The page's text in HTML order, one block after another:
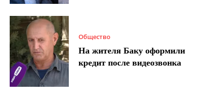
Общество
На жителя Баку оформили
кредит после видеозвонка